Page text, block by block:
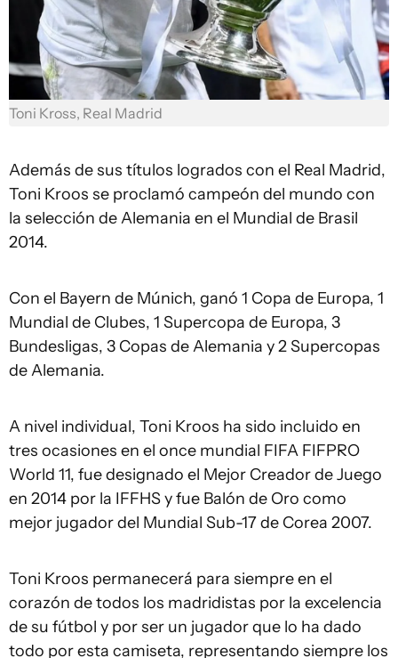
Toni Kross, Real Madrid
Además de sus títulos logrados con el Real Madrid,
Toni Kroos se proclamó campeón del mundo con
la selección de Alemania en el Mundial de Brasil
2014.
Con el Bayern de Múnich, ganó 1 Copa de Europa, 1
Mundial de Clubes, 1 Supercopa de Europa, 3
Bundesligas, 3 Copas de Alemania y 2 Supercopas
de Alemania.
A nivel individual, Toni Kroos ha sido incluido en
tres ocasiones en el once mundial FIFA FIFPRO
World 11, fue designado el Mejor Creador de Juego
en 2014 por la IFFHS y fue Balón de Oro como
mejor jugador del Mundial Sub-17 de Corea 2007.
Toni Kroos permanecerá para siempre en el
corazón de todos los madridistas por la excelencia
de su fútbol y por ser un jugador que lo ha dado
todo por esta camiseta, representando siempre los